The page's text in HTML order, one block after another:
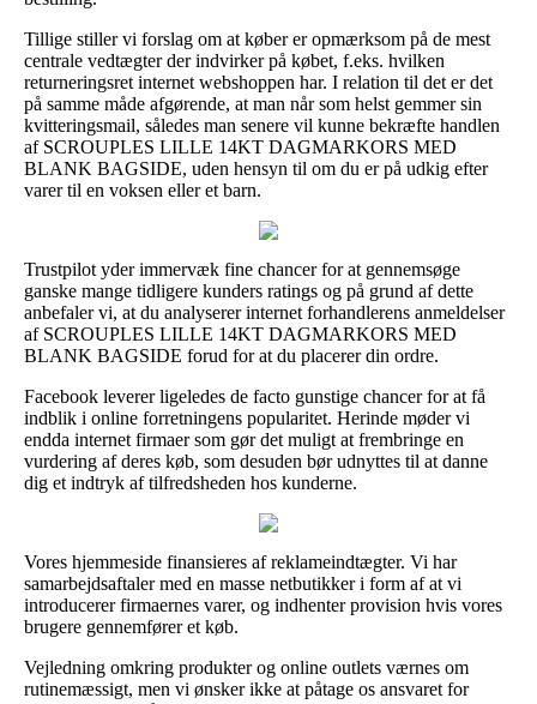
Tillige stiller vi forslag om at køber er opmærksom på de mest
centrale vedtægter der indvirker på købet, f.eks. hvilken
returneringsret internet webshoppen har. I relation til det er det
på samme måde afgørende, at man når som helst gemmer sin
kvitteringsmail, således man senere vil kunne bekræfte handlen
af SCROUPLES LILLE 14KT DAGMARKORS MED
BLANK BAGSIDE, uden hensyn til om du er på udkig efter
varer til en voksen eller et barn.
Trustpilot yder immervæk fine chancer for at gennemsøge
ganske mange tidligere kunders ratings og på grund af dette
anbefaler vi, at du analyserer internet forhandlerens anmeldelser
af SCROUPLES LILLE 14KT DAGMARKORS MED
BLANK BAGSIDE forud for at du placerer din ordre.
Facebook leverer ligeledes de facto gunstige chancer for at få
indblik i online forretningens popularitet. Herinde møder vi
endda internet firmaer som gør det muligt at frembringe en
vurdering af deres køb, som desuden bør udnyttes til at danne
dig et indtryk af tilfredsheden hos kunderne.
Vores hjemmeside finansieres af reklameindtægter. Vi har
samarbejdsaftaler med en masse netbutikker i form af at vi
introducerer firmaernes varer, og indhenter provision hvis vores
brugere gennemfører et køb.
Vejledning omkring produkter og online outlets værnes om
rutinemæssigt, men vi ønsker ikke at påtage os ansvaret for